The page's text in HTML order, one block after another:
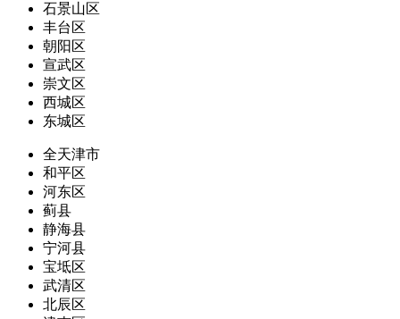
石景山区
丰台区
朝阳区
宣武区
崇文区
西城区
东城区
全天津市
和平区
河东区
蓟县
静海县
宁河县
宝坻区
武清区
北辰区